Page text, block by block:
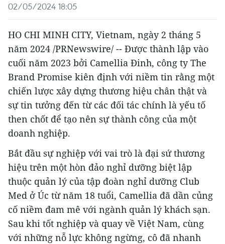
02/05/2024 18:05
HO CHI MINH CITY, Vietnam, ngày 2 tháng 5
năm 2024 /PRNewswire/ -- Được thành lập vào
cuối năm 2023 bởi Camellia Đinh, công ty The
Brand Promise kiên định với niềm tin rằng một
chiến lược xây dựng thương hiệu chân thật và
sự tin tưởng đến từ các đối tác chính là yếu tố
then chốt để tạo nên sự thành công của một
doanh nghiệp.
Bắt đầu sự nghiệp với vai trò là đại sứ thương
hiệu trên một hòn đảo nghỉ dưỡng biệt lập
thuộc quản lý của tập đoàn nghỉ dưỡng Club
Med ở Úc từ năm 18 tuổi, Camellia đã dần củng
cố niềm đam mê với ngành quản lý khách sạn.
Sau khi tốt nghiệp và quay về Việt Nam, cùng
với những nỗ lực không ngừng, cô đã nhanh